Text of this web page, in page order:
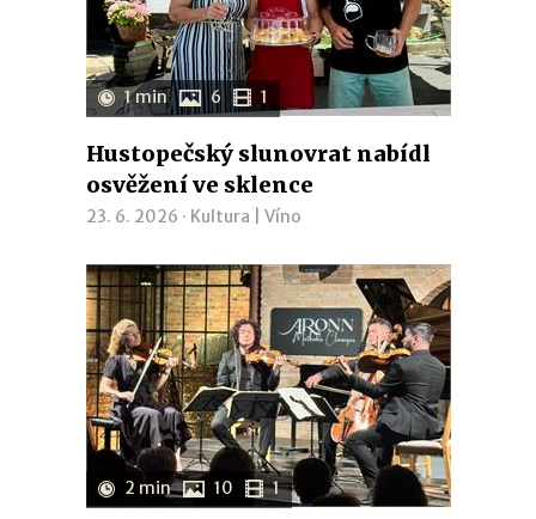
1 min 6 1
Hustopečský slunovrat nabídl
osvěžení ve sklence
23. 6. 2026 · Kultura Víno
2 min 10 1